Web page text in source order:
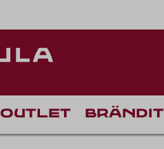
Outlet Brändit